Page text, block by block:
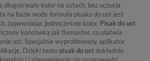
długotrwały kolor na ustach, bez uczucia
na bazie wody formuła pisaka do ust jest
zapewniając jednocześnie kolor. Pisak do ust
końcówką jak flamaster, co ułatwia
ust. Specjalnie wyprofilowany aplikator
Dzięki temu pisak do ustdokładnie
i równomiernie się rozprowadzi.